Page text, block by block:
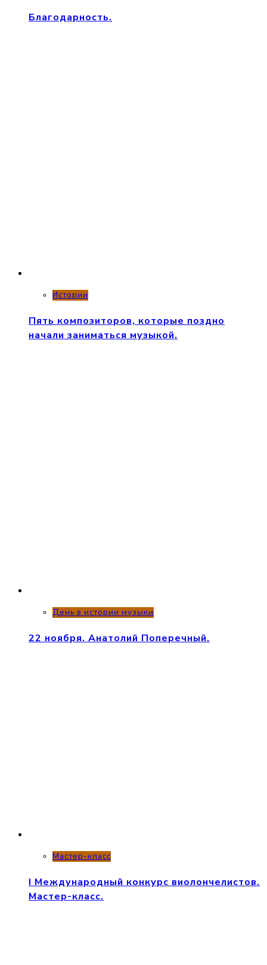
Благодарность.
Истории
Пять композиторов, которые поздно
начали заниматься музыкой.
День в истории музыки
22 ноября. Анатолий Поперечный.
Мастер-класс
I Международный конкурс виолончелистов.
Мастер-класс.